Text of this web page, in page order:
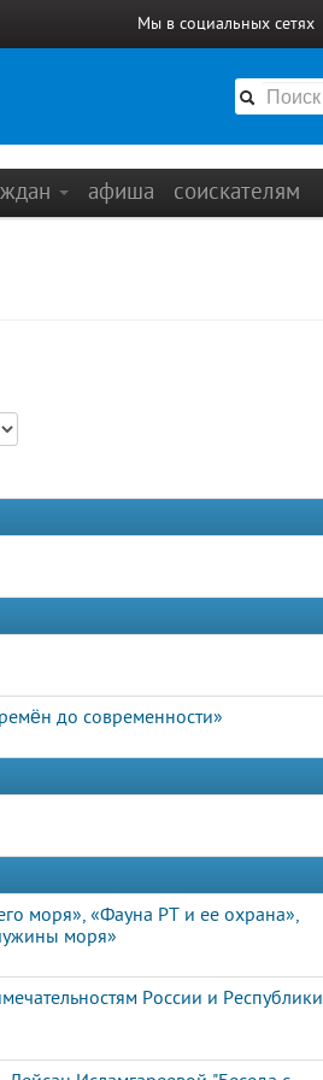
Мы в социальных сетях
афиша соискателям
до современности»
моря», «Фауна РТ и ее охрана»,
моря»
России и Республики